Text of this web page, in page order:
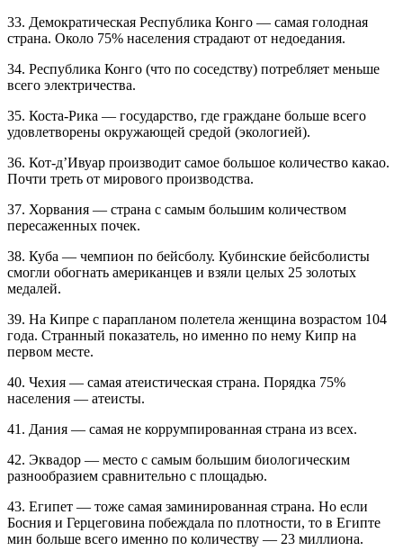
33. Демократическая Республика Конго — самая голодная
страна. Около 75% населения страдают от недоедания.
34. Республика Конго (что по соседству) потребляет меньше
всего электричества.
35. Коста-Рика — государство, где граждане больше всего
удовлетворены окружающей средой (экологией).
36. Кот-д’Ивуар производит самое большое количество какао.
Почти треть от мирового производства.
37. Хорвания — страна с самым большим количеством
пересаженных почек.
38. Куба — чемпион по бейсболу. Кубинские бейсболисты
смогли обогнать американцев и взяли целых 25 золотых
медалей.
39. На Кипре с парапланом полетела женщина возрастом 104
года. Странный показатель, но именно по нему Кипр на
первом месте.
40. Чехия — самая атеистическая страна. Порядка 75%
населения — атеисты.
41. Дания — самая не коррумпированная страна из всех.
42. Эквадор — место с самым большим биологическим
разнообразием сравнительно с площадью.
43. Египет — тоже самая заминированная страна. Но если
Босния и Герцеговина побеждала по плотности, то в Египте
мин больше всего именно по количеству — 23 миллиона.